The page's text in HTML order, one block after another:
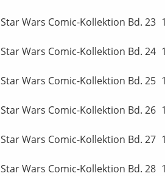
Star Wars Comic-Kollektion Bd. 23
Star Wars Comic-Kollektion Bd. 24
Star Wars Comic-Kollektion Bd. 25
Star Wars Comic-Kollektion Bd. 26
Star Wars Comic-Kollektion Bd. 27
Star Wars Comic-Kollektion Bd. 28